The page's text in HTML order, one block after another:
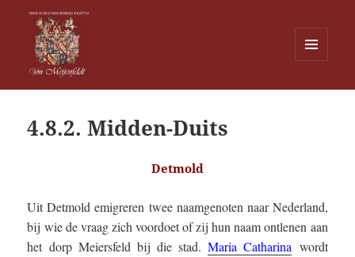
WIDGETS
4.8.2. Midden-Duits
Detmold
Uit Detmold emigreren twee naamgenoten naar Nederland,
bij wie de vraag zich voordoet of zij hun naam ontlenen aan
het dorp Meiersfeld bij die stad.Maria Catharina wordt